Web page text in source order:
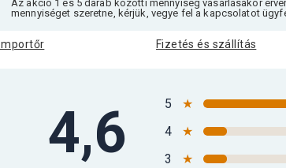
Az akció 1 és 5 darab közötti mennyiség vásárlásakor
mennyiséget szeretne, kérjük, vegye fel a kapcsolatot
Importőr Fizetés és szállítás
4,6 5 ★
4
★
3
★